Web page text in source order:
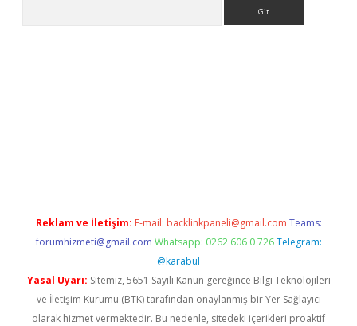
Reklam ve İletişim: E-mail: backlinkpaneli@gmail.com Teams:
forumhizmeti@gmail.com Whatsapp: 0262 606 0 726 Telegram:
@karabul
Yasal Uyarı: Sitemiz, 5651 Sayılı Kanun gereğince Bilgi Teknolojileri
ve İletişim Kurumu (BTK) tarafından onaylanmış bir Yer Sağlayıcı
olarak hizmet vermektedir. Bu nedenle, sitedeki içerikleri proaktif